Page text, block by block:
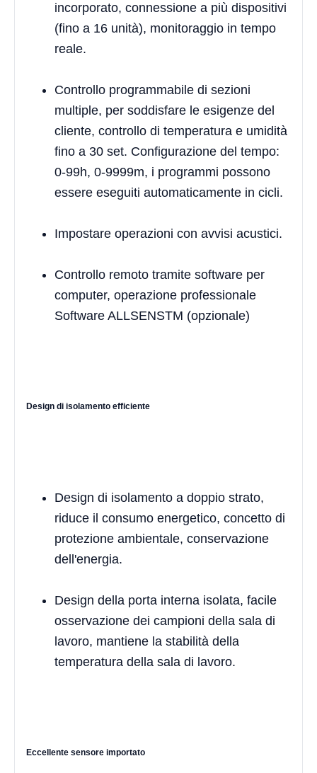
incorporato, connessione a più dispositivi
(fino a 16 unità), monitoraggio in tempo
reale.
Controllo programmabile di sezioni
multiple, per soddisfare le esigenze del
cliente, controllo di temperatura e umidità
fino a 30 set. Configurazione del tempo:
0-99h, 0-9999m, i programmi possono
essere eseguiti automaticamente in cicli.
Impostare operazioni con avvisi acustici.
Controllo remoto tramite software per
computer, operazione professionale
Software ALLSENSTM (opzionale)
Design di isolamento efficiente
Design di isolamento a doppio strato,
riduce il consumo energetico, concetto di
protezione ambientale, conservazione
dell'energia.
Design della porta interna isolata, facile
osservazione dei campioni della sala di
lavoro, mantiene la stabilità della
temperatura della sala di lavoro.
Eccellente sensore importato